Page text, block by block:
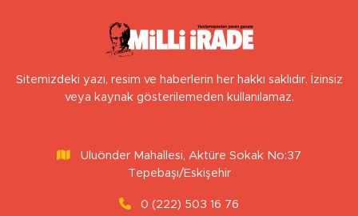
Sitemizdeki yazı, resim ve haberlerin her hakkı saklıdır. İzinsiz
veya kaynak gösterilemeden kullanılamaz.
Uluönder Mahallesi, Aktüre Sokak No:37
Tepebaşı/Eskişehir
0 (222) 503 16 76